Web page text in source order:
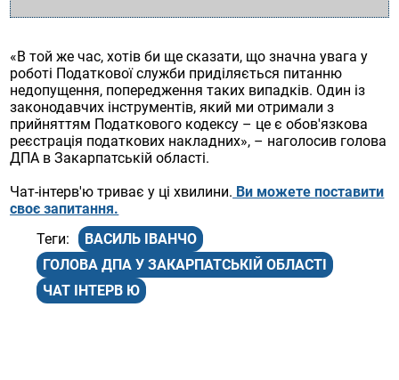
«В той же час, хотів би ще сказати, що значна увага у
роботі Податкової служби приділяється питанню
недопущення, попередження таких випадків. Один із
законодавчих інструментів, який ми отримали з
прийняттям Податкового кодексу – це є обов'язкова
реєстрація податкових накладних», – наголосив голова
ДПА в Закарпатській області.
Чат-інтерв'ю триває у ці хвилини. Ви можете поставити
своє запитання.
ВАСИЛЬ ІВАНЧО
ГОЛОВА ДПА У ЗАКАРПАТСЬКІЙ ОБЛАСТІ
ЧАТ ІНТЕРВ Ю